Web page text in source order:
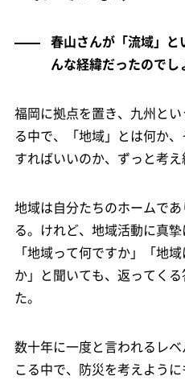
春山さんが「流域」
んな経緯だったのでし
福岡に拠点を置き、九州と
る中で、「地域」とは何か
すればいいのか、ずっと考え
地域は自分たちのホームで
る。けれど、地域活動に真
「地域って何ですか」「地
か」と聞いても、返ってく
た。
数十年に一度と言われるレ
こる中で、防災を考えよう